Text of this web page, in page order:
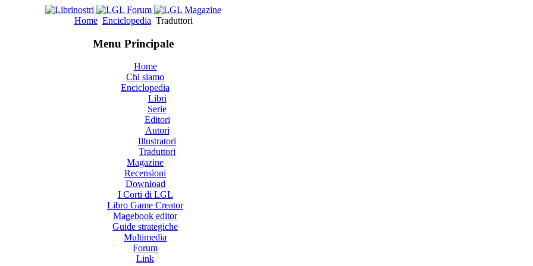
Home Enciclopedia Traduttori
Menu Principale
Home
Chi siamo
Enciclopedia
Libri
Serie
Editori
Autori
Illustratori
Traduttori
Magazine
Recensioni
Download
I Corti di LGL
Libro Game Creator
Magebook editor
Guide strategiche
Multimedia
Forum
Link